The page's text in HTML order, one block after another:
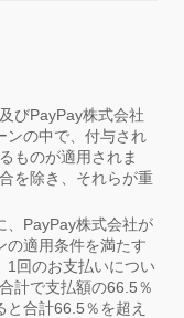
びPayPay株式会社
ンの中で、付与され
ものが適用されま
を除き、それらが重
、PayPay株式会社が
の適用条件を満たす
1回のお支払いについ
計で支払額の66.5％
合計66.5％を超え